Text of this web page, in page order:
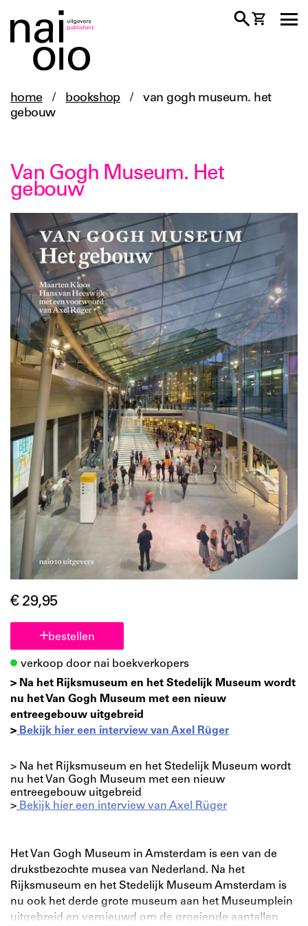
home / bookshop /
van gogh museum. het
gebouw
Van Gogh Museum. Het
gebouw
€ 29,95
bestellen
verkoop door nai boekverkopers
> Na het Rijksmuseum en het Stedelijk Museum wordt
nu het Van Gogh Museum met een nieuw
entreegebouw uitgebreid
> Bekijk hier een interview van Axel Rüger
> Na het Rijksmuseum en het Stedelijk Museum wordt
nu het Van Gogh Museum met een nieuw
entreegebouw uitgebreid
> Bekijk hier een interview van Axel Rüger
Het Van Gogh Museum in Amsterdam is een van de
drukstbezochte musea van Nederland. Na het
Rijksmuseum en het Stedelijk Museum Amsterdam is
nu ook het derde grote museum aan het Museumplein
uitgebreid en vernieuwd om de groeiende aantallen